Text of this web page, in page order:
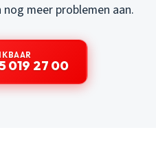
meer problemen aan.
019 27 00